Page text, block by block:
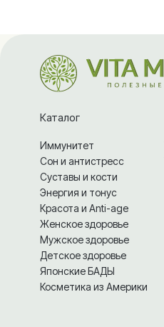
Иммунитет
Сон и антистресс
Суставы и кости
Энергия и тонус
Красота и Anti-age
Женское здоровье
Мужское здоровье
Детское здоровье
Японские БАДЫ
Косметика из Америки
Каталог